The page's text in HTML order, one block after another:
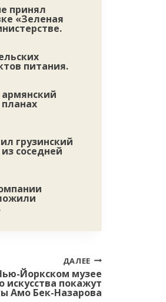
принял
«Зеленая
питания.
грузинский
соседней
ДАЛЕЕ
Йоркском музее
искусства покажут
Амо Бек-Назарова